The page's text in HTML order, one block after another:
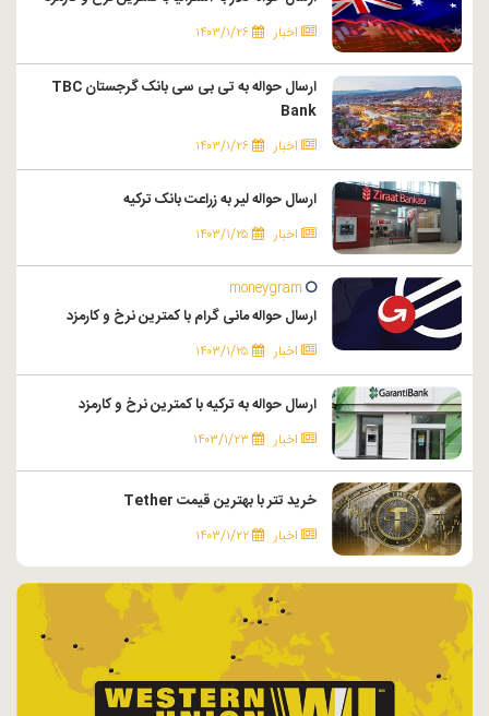
اخبار ۱۴۰۳/۱/۲۶
ارسال حواله به تی بی سی بانک گرجستان TBC
Bank
اخبار ۱۴۰۳/۱/۲۶
ارسال حواله لیر به زراعت بانک ترکیه
اخبار ۱۴۰۳/۱/۲۵
moneygram
ارسال حواله مانی گرام با کمترین نرخ و کارمزد
اخبار ۱۴۰۳/۱/۲۵
ارسال حواله به ترکیه با کمترین نرخ و کارمزد
اخبار ۱۴۰۳/۱/۲۳
خرید تتر با بهترین قیمت Tether
اخبار ۱۴۰۳/۱/۲۲